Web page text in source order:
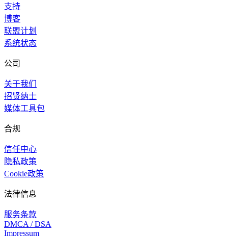
支持
博客
联盟计划
系统状态
公司
关于我们
招贤纳士
媒体工具包
合规
信任中心
隐私政策
Cookie政策
法律信息
服务条款
DMCA / DSA
Impressum